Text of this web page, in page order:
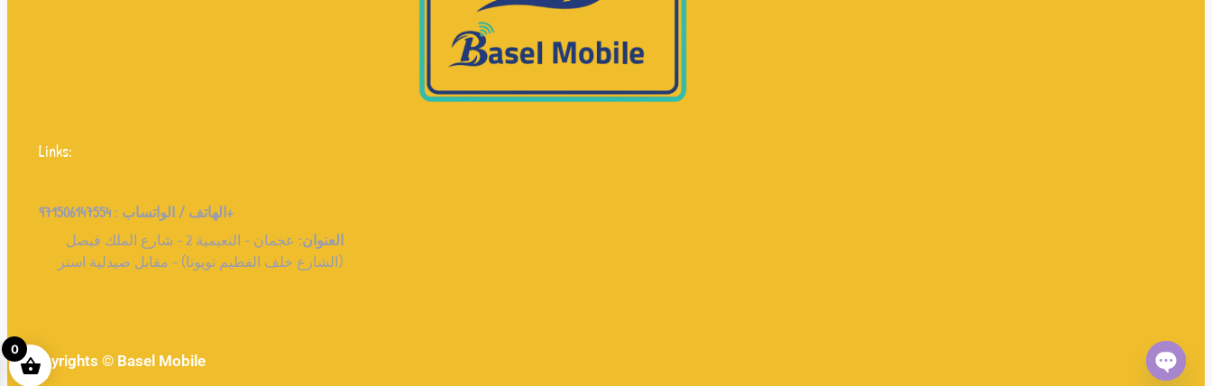
Links:
الهاتف / الواتساب :971506147554+
العنوان:
عجمان - النعيمية 2 - شارع الملك فيصل
(الشارع خلف الفطيم تويوتا) - مقابل صيدلية استر
copyrights © Basel Mobile
0